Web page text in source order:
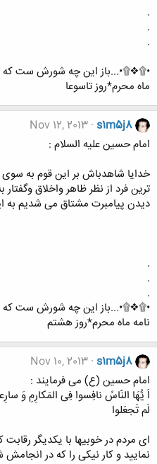
.
.
.
•۩❖۩•...باز این چه شورش ست که
ماه محرم*روز تاسوعا
s1m5j8
Nov 12, 2013
امام حسین علیه السلام :
خدایا شاهدباش بر این قوم به
ترین فرد از نظر ظاهر واخلاق
ديدن پيامبرت مشتاق می ‏شديم به
.
.
.
•۩❖۩•...باز این چه شورش ست که
نامه ماه محرم*روز هشتم
s1m5j8
Nov 10, 2013
امام حسین (ع) می فرمایند :
اَ يُّهَا النّاسُ نافِسوا فِى المَکارِمِ وَ
لَم تَجعَلوا
اى مردم در خوبي‏ها با یکدیگر
نمایید و کار نیکى را که در